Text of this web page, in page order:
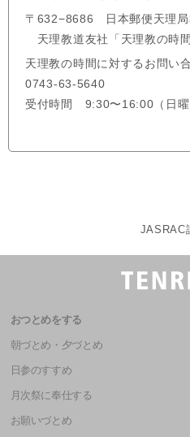
〒632−8686 日本郵便天理局
天理教道友社「天理教の時
天理教の時間に対するお問い
0743-63-5640
受付時間 9:30〜16:00（日曜
JASRAC
おつとめをする
朝づとめ・夕づとめ
日参のすすめ
月次祭に奉仕する
お願いづとめ